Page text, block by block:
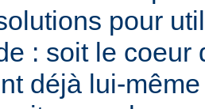
pour
: soit le coeur
déjà lui-